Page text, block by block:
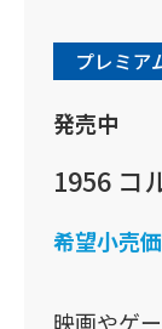
プレミア
発売中
1956 コ
希望小売
映画やゲ